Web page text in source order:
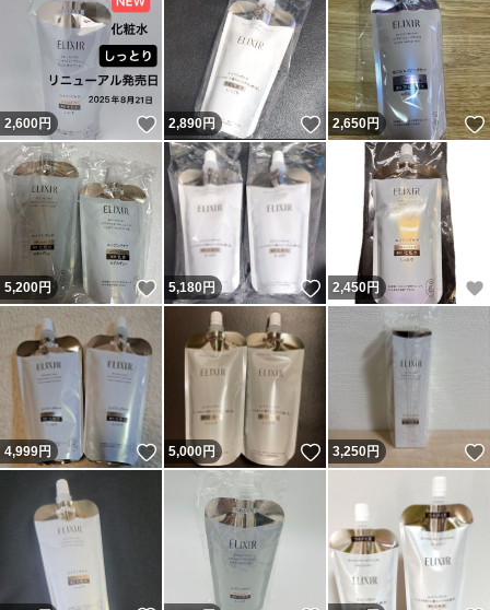
2,600円 いいね！
2,890円 いいね！
2,650円
5,200円 いいね！
5,180円 いいね！
2,450円
4,999円 いいね！
5,000円 いいね！
3,250円